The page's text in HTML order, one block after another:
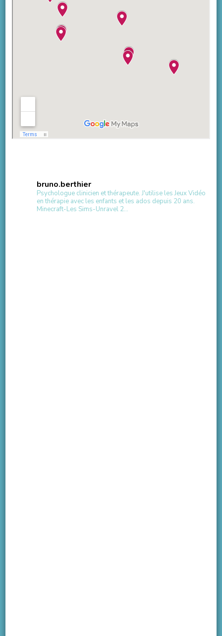
bruno.berthier
Psychologue clinicien et thérapeute.J'utilise les Jeux Vidéo
en thérapie avec les enfants et les ados depuis 20 ans.
Minecraft-Les Sims-Unravel 2...